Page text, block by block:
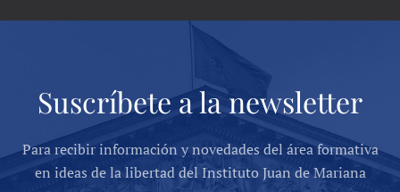
Suscríbete a la newsletter
Para recibir información y novedades del área formativa
en ideas de la libertad del Instituto Juan de Mariana